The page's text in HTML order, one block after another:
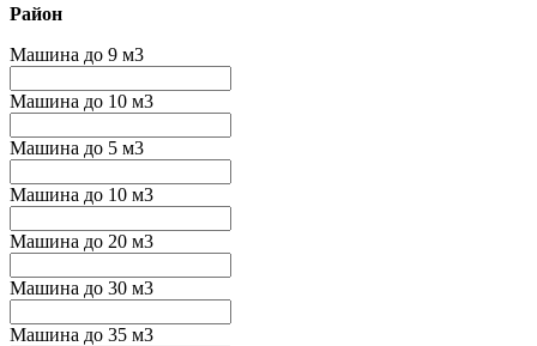
Район
Машина до 9 м3
Машина до 10 м3
Машина до 5 м3
Машина до 10 м3
Машина до 20 м3
Машина до 30 м3
Машина до 35 м3